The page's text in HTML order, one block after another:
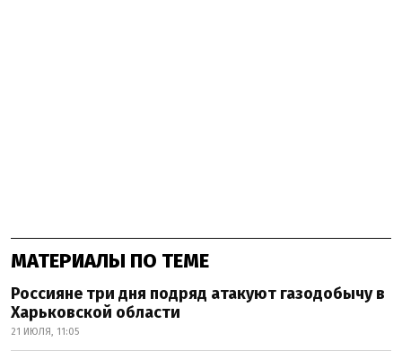
МАТЕРИАЛЫ ПО ТЕМЕ
Россияне три дня подряд атакуют газодобычу в
Харьковской области
21 ИЮЛЯ, 11:05